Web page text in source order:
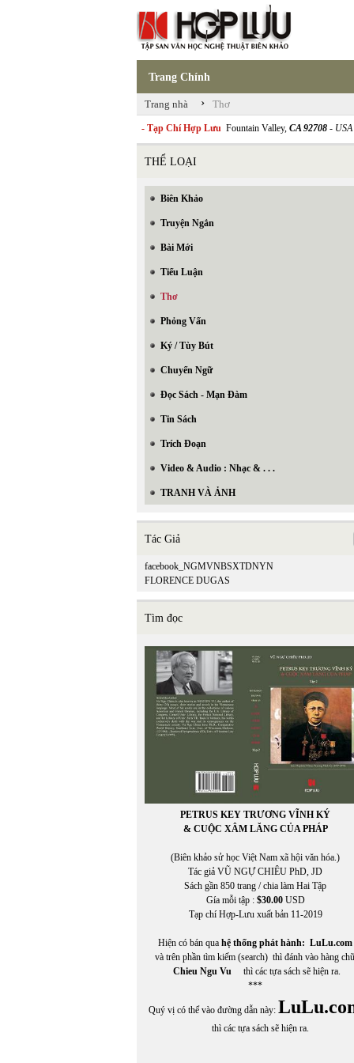
Trang Chính
Trang nhà › Thơ
- Tạp Chí Hợp Lưu Fountain Valley, CA 92708 - USA
THỂ LOẠI
Biên Khảo
Truyện Ngắn
Bài Mới
Tiểu Luận
Thơ
Phỏng Vấn
Ký / Tùy Bút
Chuyển Ngữ
Đọc Sách - Mạn Đàm
Tin Sách
Trích Đoạn
Video & Audio : Nhạc & . . .
TRANH VÀ ẢNH
Tác Giả
facebook_NGMVNBSXTDNYN
FLORENCE DUGAS
Tìm đọc
PETRUS KEY TRƯƠNG VĨNH KÝ
& CUỘC XÂM LĂNG CỦA PHÁP
(Biên khảo sử học Việt Nam xã hội văn hóa.)
Tác giả VŨ NGỰ CHIÊU PhD, JD
Sách gần 850 trang / chia làm Hai Tập
Gía mỗi tập : $30.00USD
Tạp chí Hợp-Lưu xuất bản 11-2019
Hiện có bán qua hệ thống phát hành: LuLu.com
và trên phần tìm kiếm (search) thì đánh vào hàng
Chieu Ngu Vu thì các tựa sách sẽ hiện ra.
***
Quý vị có thể vào đường dẫn này:
thì các tựa sách sẽ hiện ra.